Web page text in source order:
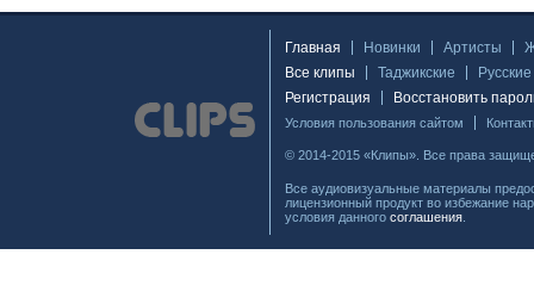
Главная Новинки Артисты
Все клипы
Таджикские
Русские
Регистрация
Восстановить
Условия пользования сайтом
© 2014-2015 «Клипы». Все права
Все аудиовизуальные материалы
лицензионный продукт во избежание
условия данного соглашения